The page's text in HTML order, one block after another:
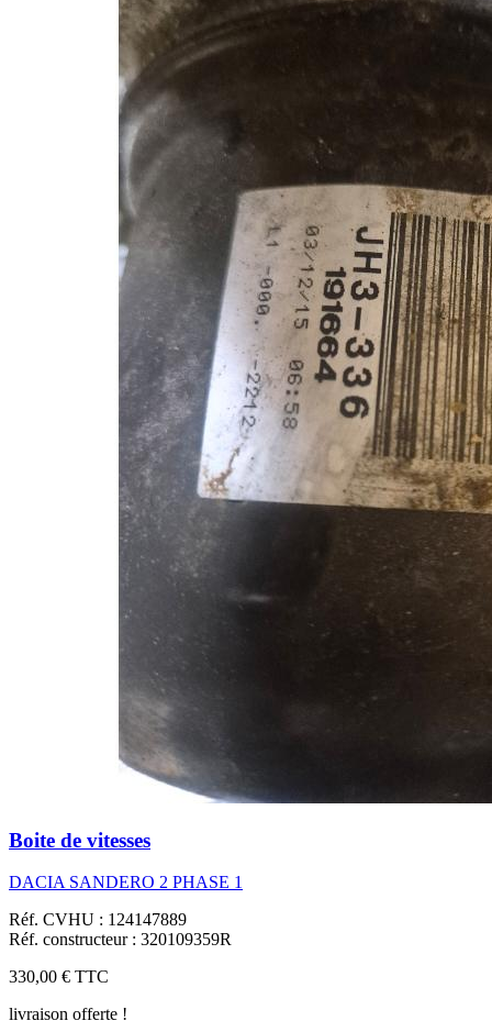
Boite de vitesses
DACIA SANDERO 2 PHASE 1
Réf. CVHU : 124147889
Réf. constructeur : 320109359R
330,00 € TTC
livraison offerte !